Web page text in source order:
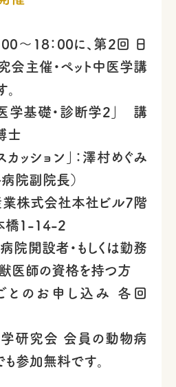
00～18：00に、第2回 日
会主催・ペット中医学講
学基礎・診断学2」 講
士
ッション」：澤村めぐみ
院副院長）
業株式会社本社ビル7階
橋1-14-2
院開設者・もしくは勤務
獣医師の資格を持つ方
のお申し込み 各回
研究会 会員の動物病
参加無料です。